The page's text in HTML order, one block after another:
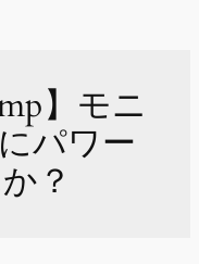
】モニ
パワー
？